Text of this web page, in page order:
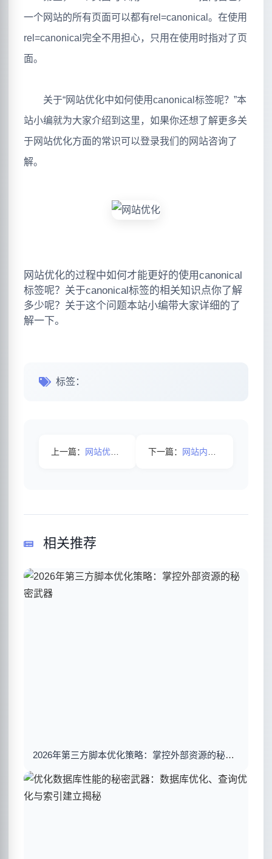
一个网站的所有页面可以都有rel=canonical。在使用
rel=canonical完全不用担心，只用在使用时指对了页
面。
关于“网站优化中如何使用canonical标签呢？”本
站小编就为大家介绍到这里，如果你还想了解更多关
于网站优化方面的常识可以登录我们的网站咨询了
解。
网站优化的过程中如何才能更好的使用canonical
标签呢？关于canonical标签的相关知识点你了解
多少呢？关于这个问题本站小编带大家详细的了
解一下。
标签：
上一篇： 网站优化中哪些原因会导致排名不稳定呢? 下一篇： 网站内容怎样才能快速收录
相关推荐
2026年第三方脚本优化策略：掌控外部资源的秘密武器